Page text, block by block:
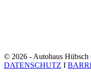
© 2026 - Autohaus
DATENSCHUTZ I